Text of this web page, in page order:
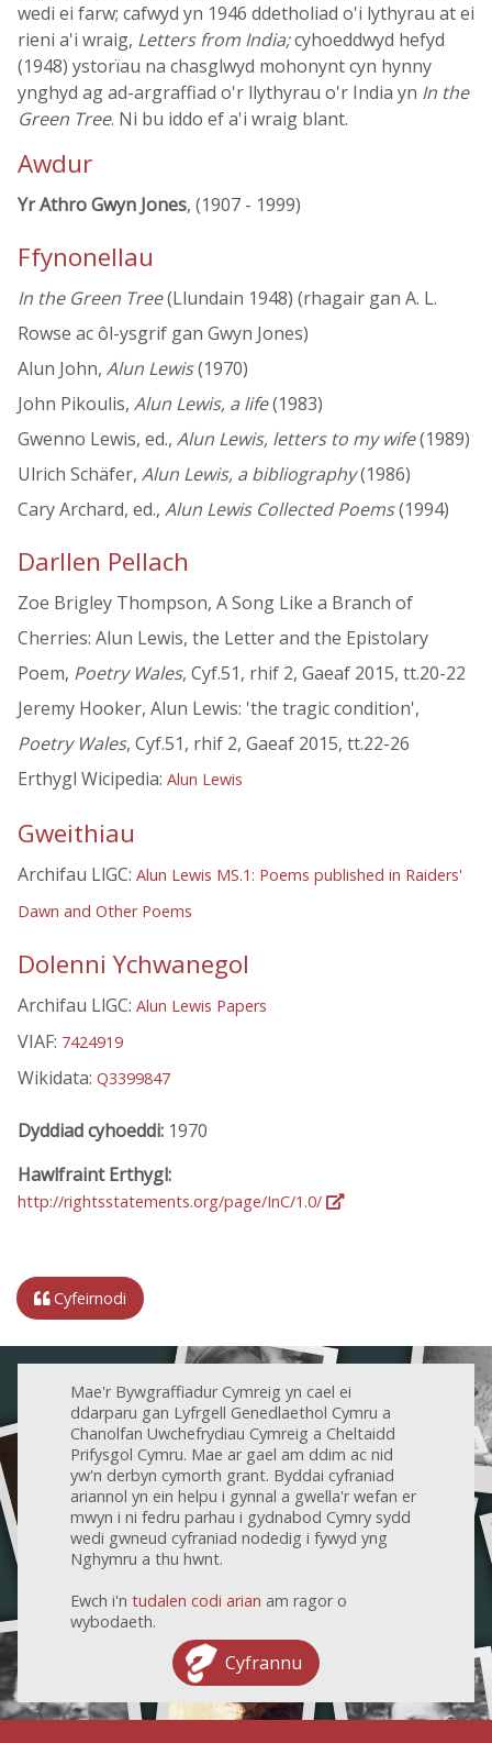
wedi ei farw; cafwyd yn 1946 ddetholiad o'i lythyrau at ei
rieni a'i wraig, Letters from India;cyhoeddwyd hefyd
(1948) ystorïau na chasglwyd mohonynt cyn hynny
ynghyd ag ad-argraffiad o'r llythyrau o'r India yn In the
Green Tree. Ni bu iddo ef a'i wraig blant.
Awdur
Yr Athro Gwyn Jones, (1907 - 1999)
Ffynonellau
In the Green Tree(Llundain 1948) (rhagair gan A. L.
Rowse ac ôl-ysgrif gan Gwyn Jones)
Alun John, Alun Lewis(1970)
John Pikoulis, Alun Lewis, a life(1983)
Gwenno Lewis, ed., Alun Lewis, letters to my wife(1989)
Ulrich Schäfer, Alun Lewis, a bibliography(1986)
Cary Archard, ed., Alun Lewis Collected Poems(1994)
Darllen Pellach
Zoe Brigley Thompson, A Song Like a Branch of
Cherries: Alun Lewis, the Letter and the Epistolary
Poem, Poetry Wales, Cyf.51, rhif 2, Gaeaf 2015, tt.20-22
Jeremy Hooker, Alun Lewis: 'the tragic condition',
Poetry Wales, Cyf.51, rhif 2, Gaeaf 2015, tt.22-26
Erthygl Wicipedia: Alun Lewis
Gweithiau
Archifau LlGC: Alun Lewis MS.1: Poems published in Raiders'
Dawn and Other Poems
Dolenni Ychwanegol
Archifau LlGC: Alun Lewis Papers
VIAF: 7424919
Wikidata: Q3399847
Dyddiad cyhoeddi: 1970
Hawlfraint Erthygl:
http://rightsstatements.org/page/InC/1.0/
Cyfeirnodi
Mae'r Bywgraffiadur Cymreig yn cael ei
ddarparu gan Lyfrgell Genedlaethol Cymru a
Chanolfan Uwchefrydiau Cymreig a Cheltaidd
Prifysgol Cymru. Mae ar gael am ddim ac nid
yw'n derbyn cymorth grant. Byddai cyfraniad
ariannol yn ein helpu i gynnal a gwella'r wefan er
mwyn i ni fedru parhau i gydnabod Cymry sydd
wedi gwneud cyfraniad nodedig i fywyd yng
Nghymru a thu hwnt.
Ewch i'n tudalen codi arian am ragor o
wybodaeth.
Cyfrannu